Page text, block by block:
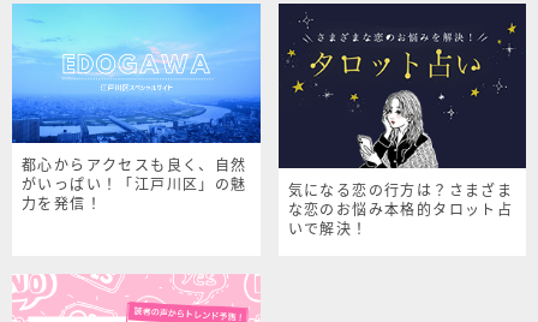
都心からアクセスも良く、自然
がいっぱい！「江戸川区」の魅
力を発信！
気になる恋の行方は？さまざま
な恋のお悩み本格的タロット占
いで解決！